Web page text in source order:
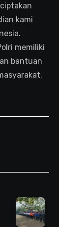
kami
memiliki
bantuan